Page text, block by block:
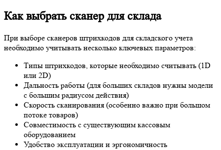
Как выбрать сканер для склада
При выборе сканеров штрихкодов для складского учета
необходимо учитывать несколько ключевых параметров:
Типы штрихкодов, которые необходимо считывать (1D
или 2D)
Дальность работы (для больших складов нужны модели
с большим радиусом действия)
Скорость сканирования (особенно важно при большом
потоке товаров)
Совместимость с существующим кассовым
оборудованием
Удобство эксплуатации и эргономичность